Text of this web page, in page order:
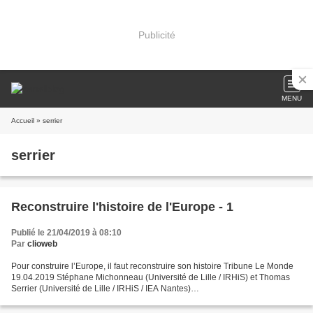
Publicité
MENU
Accueil » serrier
serrier
Reconstruire l'histoire de l'Europe - 1
Publié le 21/04/2019 à 08:10
Par clioweb
Pour construire l’Europe, il faut reconstruire son histoire Tribune Le Monde
19.04.2019 Stéphane Michonneau (Université de Lille / IRHiS) et Thomas
Serrier (Université de Lille / IRHiS / IEA Nantes)
faut-reconstruire-son-histoire_5452318_3232.html...